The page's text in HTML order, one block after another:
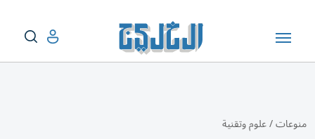
منوعات/علوم وتقنية